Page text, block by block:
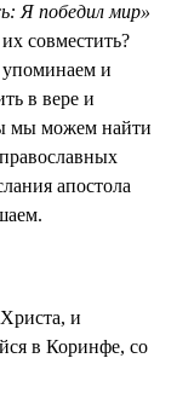
Я победил мир»
совместить?
и
в вере и
мы можем найти
апостола
и
в Коринфе, со